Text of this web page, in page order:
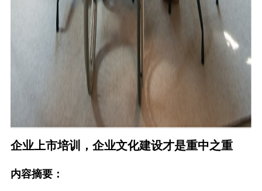
企业上市培训，企业文化建设才是重中之重
内容摘要：